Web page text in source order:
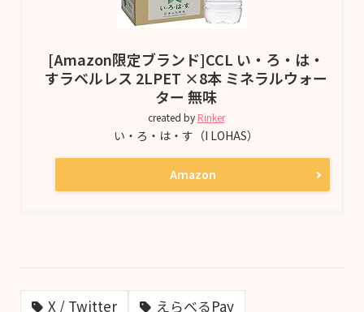
[Amazon限定ブランド]CCL い・ろ・は・
すラベルレス 2LPET ×8本 ミネラルウォー
ター 無味
created by Rinker
い・ろ・は・す（I LOHAS）
Amazon
X / Twitter
えらべるPay